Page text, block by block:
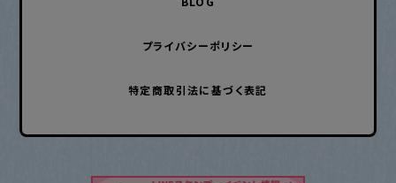
プライバシーポリシー
特定商取引法に基づく表記